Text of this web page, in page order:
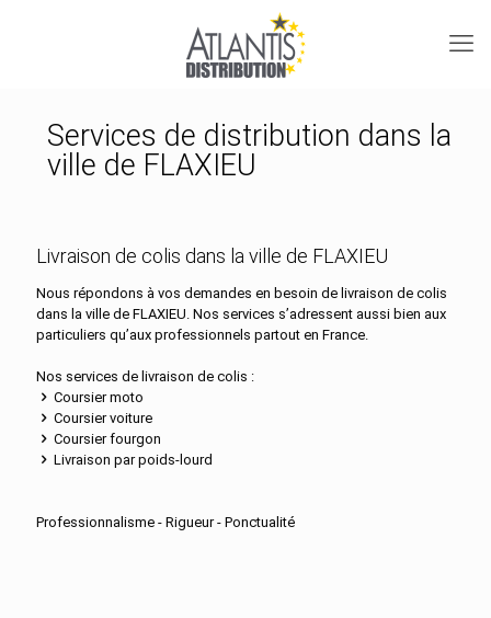
Services de distribution dans la
ville de FLAXIEU
Livraison de colis dans la ville de FLAXIEU
Nous répondons à vos demandes en besoin de livraison de colis
dans la ville de FLAXIEU. Nos services s’adressent aussi bien aux
particuliers qu’aux professionnels partout en France.
Nos services de livraison de colis :
Coursier moto
Coursier voiture
Coursier fourgon
Livraison par poids-lourd
Professionnalisme - Rigueur - Ponctualité